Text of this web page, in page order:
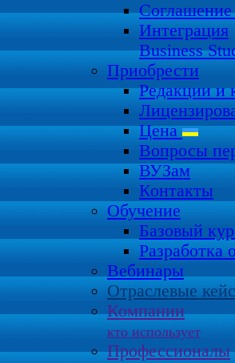
Интеграция
Business
Приобрести
Редакции и
Цена
Вопросы
ВУЗам
Контакты
Обучение
Базовый
Разработка
Вебинары
Отраслевые
Компании
кто использует
Профессионалы